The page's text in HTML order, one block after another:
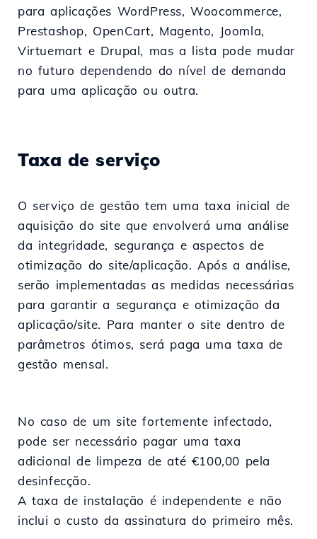
para aplicações WordPress, Woocommerce,
Prestashop, OpenCart, Magento, Joomla,
Virtuemart e Drupal, mas a lista pode mudar
no futuro dependendo do nível de demanda
para uma aplicação ou outra.
Taxa de serviço
O serviço de gestão tem uma taxa inicial de
aquisição do site que envolverá uma análise
da integridade, segurança e aspectos de
otimização do site/aplicação. Após a análise,
serão implementadas as medidas necessárias
para garantir a segurança e otimização da
aplicação/site. Para manter o site dentro de
parâmetros ótimos, será paga uma taxa de
gestão mensal.
No caso de um site fortemente infectado,
pode ser necessário pagar uma taxa
adicional de limpeza de até €100,00 pela
desinfecção.
A taxa de instalação é independente e não
inclui o custo da assinatura do primeiro mês.